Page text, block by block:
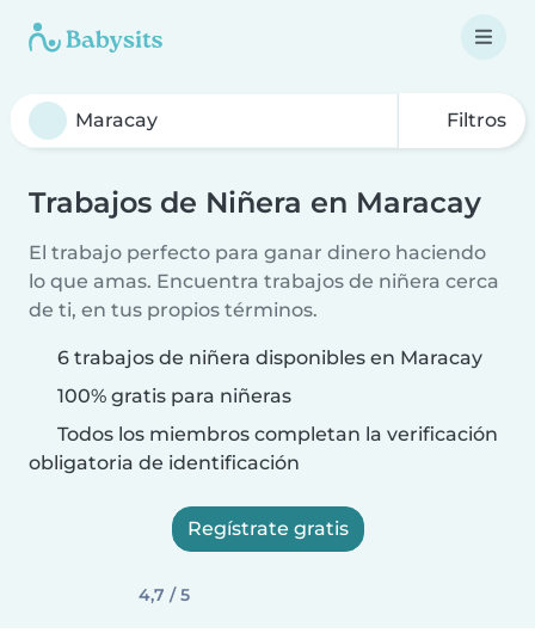
Filtros
Trabajos de Niñera en Maracay
El trabajo perfecto para ganar dinero haciendo
lo que amas. Encuentra trabajos de niñera cerca
de ti, en tus propios términos.
6 trabajos de niñera disponibles en Maracay
100% gratis para niñeras
Todos los miembros completan la verificación
obligatoria de identificación
Regístrate gratis
4,7 / 5